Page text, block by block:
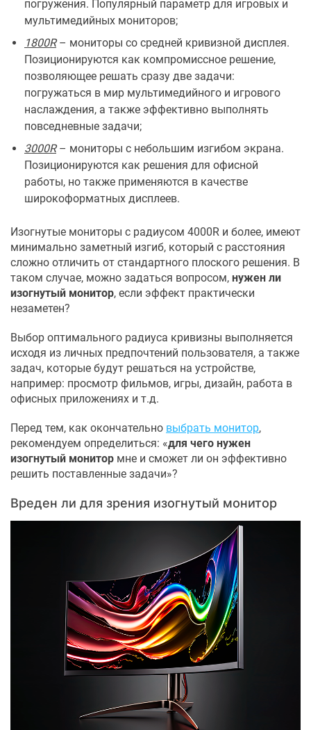
погружения. Популярный параметр для игровых и
мультимедийных мониторов;
1800R– мониторы со средней кривизной дисплея.
Позиционируются как компромиссное решение,
позволяющее решать сразу две задачи:
погружаться в мир мультимедийного и игрового
наслаждения, а также эффективно выполнять
повседневные задачи;
3000R– мониторы с небольшим изгибом экрана.
Позиционируются как решения для офисной
работы, но также применяются в качестве
широкоформатных дисплеев.
Изогнутые мониторы с радиусом 4000R и более, имеют
минимально заметный изгиб, который с расстояния
сложно отличить от стандартного плоского решения. В
таком случае, можно задаться вопросом, нужен ли
изогнутый монитор, если эффект практически
незаметен?
Выбор оптимального радиуса кривизны выполняется
исходя из личных предпочтений пользователя, а также
задач, которые будут решаться на устройстве,
например: просмотр фильмов, игры, дизайн, работа в
офисных приложениях и т.д.
Перед тем, как окончательно выбрать монитор,
рекомендуем определиться: «для чего нужен
изогнутый монитор мне и сможет ли он эффективно
решить поставленные задачи»?
Вреден ли для зрения изогнутый монитор